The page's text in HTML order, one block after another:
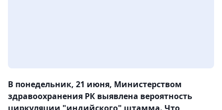
В понедельник, 21 июня, Министерством
здравоохранения РК выявлена вероятность